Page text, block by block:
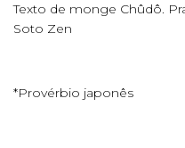
Texto de monge Chûdô.
Soto Zen
*Provérbio japonês